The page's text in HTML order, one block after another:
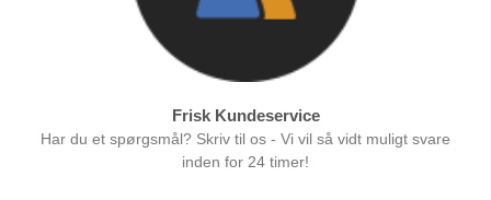
Frisk Kundeservice
Har du et spørgsmål? Skriv til os - Vi vil så vidt muligt svare
inden for 24 timer!